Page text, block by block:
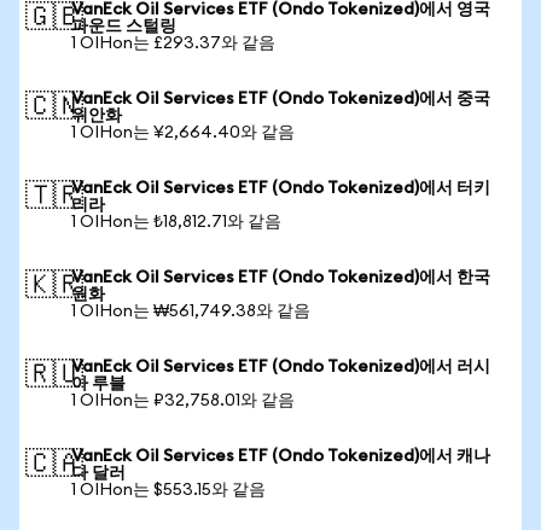
🇬🇧VanEck Oil Services ETF (Ondo Tokenized)에서 영국
파운드 스털링
1 OIHon는 £293.37와 같음
🇨🇳VanEck Oil Services ETF (Ondo Tokenized)에서 중국
위안화
1 OIHon는 ¥2,664.40와 같음
🇹🇷VanEck Oil Services ETF (Ondo Tokenized)에서 터키
리라
1 OIHon는 ₺18,812.71와 같음
🇰🇷VanEck Oil Services ETF (Ondo Tokenized)에서 한국
원화
1 OIHon는 ₩561,749.38와 같음
🇷🇺VanEck Oil Services ETF (Ondo Tokenized)에서 러시
아 루블
1 OIHon는 ₽32,758.01와 같음
🇨🇦VanEck Oil Services ETF (Ondo Tokenized)에서 캐나
다 달러
1 OIHon는 $553.15와 같음